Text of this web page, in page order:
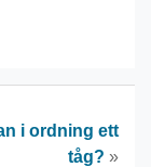
i ordning ett
tåg? »